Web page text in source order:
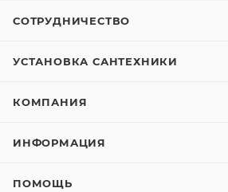
СОТРУДНИЧЕСТВО
УСТАНОВКА САНТЕХНИКИ
КОМПАНИЯ
ИНФОРМАЦИЯ
ПОМОЩЬ